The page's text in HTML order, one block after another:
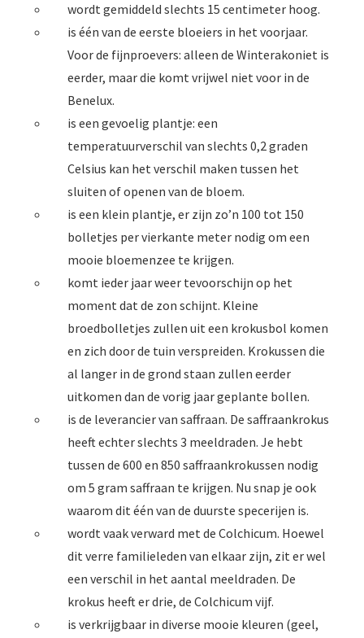
wordt gemiddeld slechts 15 centimeter hoog.
is één van de eerste bloeiers in het voorjaar.
Voor de fijnproevers: alleen de Winterakoniet is
eerder, maar die komt vrijwel niet voor in de
Benelux.
is een gevoelig plantje: een
temperatuurverschil van slechts 0,2 graden
Celsius kan het verschil maken tussen het
sluiten of openen van de bloem.
is een klein plantje, er zijn zo’n 100 tot 150
bolletjes per vierkante meter nodig om een
mooie bloemenzee te krijgen.
komt ieder jaar weer tevoorschijn op het
moment dat de zon schijnt. Kleine
broedbolletjes zullen uit een krokusbol komen
en zich door de tuin verspreiden. Krokussen die
al langer in de grond staan zullen eerder
uitkomen dan de vorig jaar geplante bollen.
is de leverancier van saffraan. De saffraankrokus
heeft echter slechts 3 meeldraden. Je hebt
tussen de 600 en 850 saffraankrokussen nodig
om 5 gram saffraan te krijgen. Nu snap je ook
waarom dit één van de duurste specerijen is.
wordt vaak verward met de Colchicum. Hoewel
dit verre familieleden van elkaar zijn, zit er wel
een verschil in het aantal meeldraden. De
krokus heeft er drie, de Colchicum vijf.
is verkrijgbaar in diverse mooie kleuren (geel,